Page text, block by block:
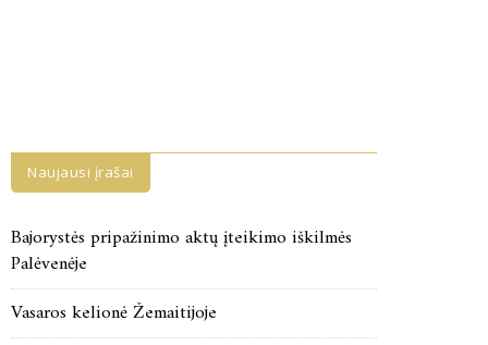
Naujausi įrašai
Bajorystės pripažinimo aktų įteikimo iškilmės
Palėvenėje
Vasaros kelionė Žemaitijoje